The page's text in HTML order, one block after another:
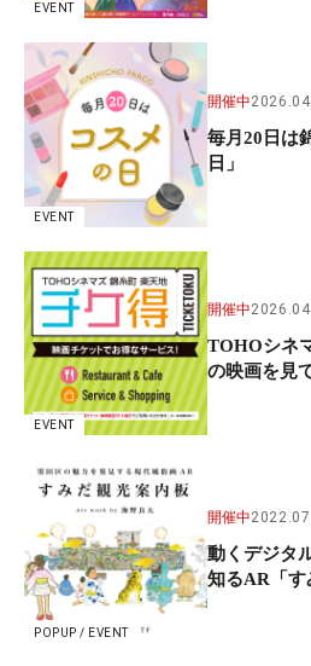
EVENT
EVENT
開催中
毎月20日は
日」
EVENT
開催中
TOHOシネ
の映画を見
POPUP / EVENT
開催中
動くデジタ
知るAR「す